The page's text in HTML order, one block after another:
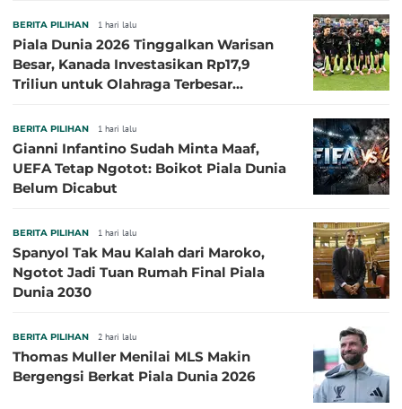
BERITA PILIHAN 1 hari lalu
Piala Dunia 2026 Tinggalkan Warisan
Besar, Kanada Investasikan Rp17,9
Triliun untuk Olahraga Terbesar
BERITA PILIHAN 1 hari lalu
Gianni Infantino Sudah Minta Maaf,
UEFA Tetap Ngotot: Boikot Piala Dunia
Belum Dicabut
BERITA PILIHAN 1 hari lalu
Spanyol Tak Mau Kalah dari Maroko,
Ngotot Jadi Tuan Rumah Final Piala
Dunia 2030
BERITA PILIHAN 2 hari lalu
Thomas Muller Menilai MLS Makin
Bergengsi Berkat Piala Dunia 2026